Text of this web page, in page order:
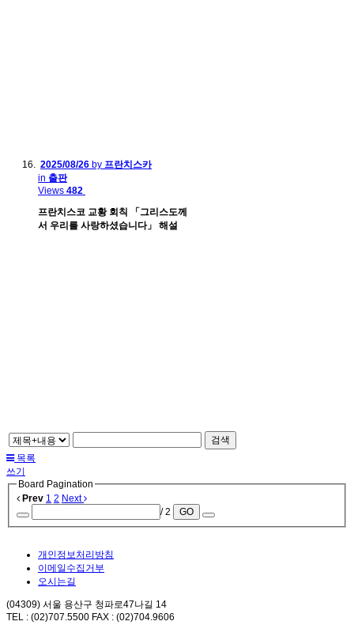
2025/08/26 by 프란치스카
in 출판
Views 482
프란치스코 교황 회칙 「그리스도께
서 우리를 사랑하셨습니다」 해설
검색
목록
쓰기
Board Pagination
Prev 1 2 Next
/ 2
GO
개인정보처리방침
이메일수집거부
오시는길
(04309) 서울 용산구 청파로47나길 14
TEL : (02)707.5500 FAX : (02)704.9606